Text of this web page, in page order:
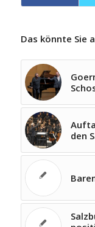
Das könnte Sie
den